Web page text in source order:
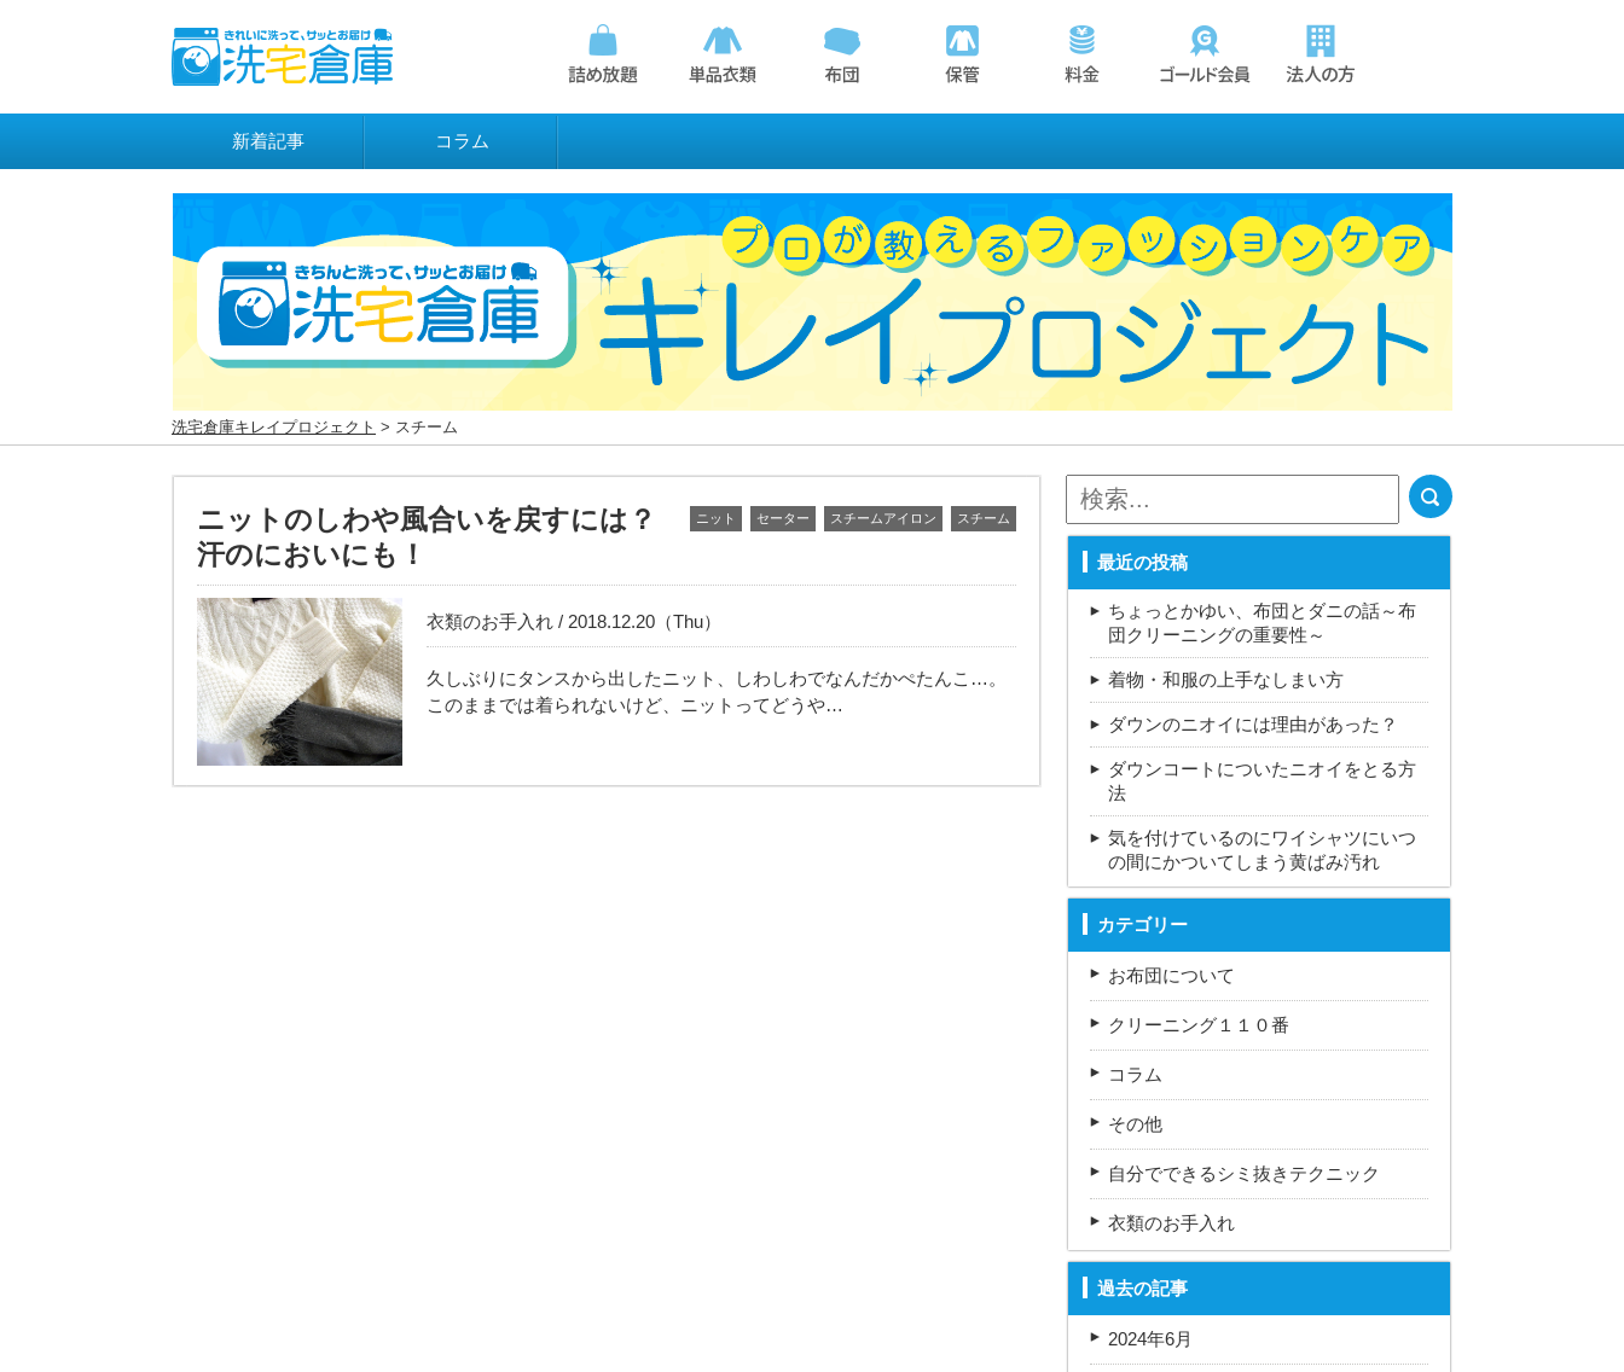
新着記事 コラム
洗宅倉庫キレイプロジェクト > スチーム
スチーム
スチームアイロン
セーター
ニット
ニットのしわや風合いを戻すには？
汗のにおいにも！
衣類のお手入れ / 2018.12.20（Thu）
久しぶりにタンスから出したニット、しわしわでなんだかぺたんこ…。
このままでは着られないけど、ニットってどうや…
最近の投稿
ちょっとかゆい、布団とダニの話～布
団クリーニングの重要性～
着物・和服の上手なしまい方
ダウンのニオイには理由があった？
ダウンコートについたニオイをとる方
法
気を付けているのにワイシャツにいつ
の間にかついてしまう黄ばみ汚れ
カテゴリー
お布団について
クリーニング１１０番
コラム
その他
自分でできるシミ抜きテクニック
衣類のお手入れ
過去の記事
2024年6月